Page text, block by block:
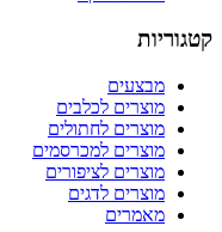
קטגוריות
מבצעים
מוצרים לכלבים
מוצרים לחתולים
מוצרים למכרסמים
מוצרים לציפורים
מוצרים לדגים
מאמרים